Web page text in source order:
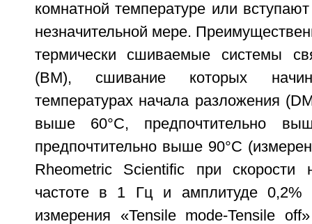
комнатной температуре или
незначительной мере.
термически сшиваемые системы
(ВМ), сшивание которых
температурах начала разложения
выше 60°C, предпочтительно
предпочтительно выше 90°C
Rheometric Scientific при
частоте в 1 Гц и амплитуде
измерения «Tensile mode-Tensile